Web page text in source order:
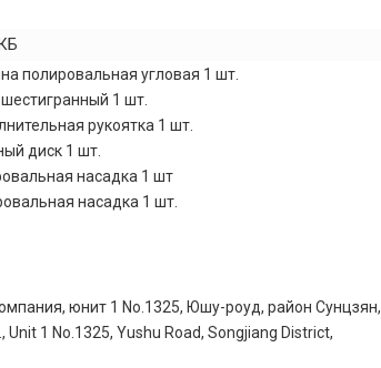
полировальная угловая 1 шт.
1 шт.
рукоятка 1 шт.
диск 1 шт.
насадка 1 шт
насадка 1 шт.
юнит 1 No.1325, Юшу-роуд, район Сунцзян,
1 No.1325, Yushu Road, Songjiang District,